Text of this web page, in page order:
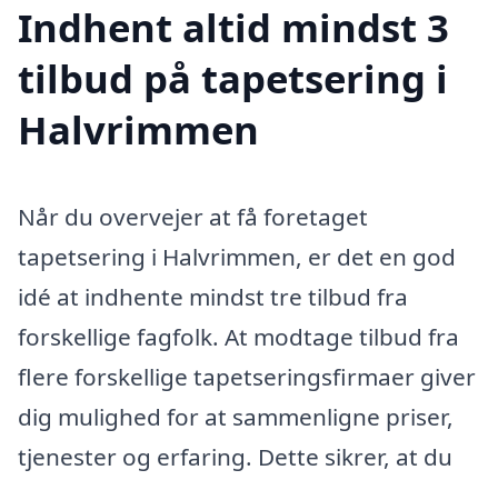
Indhent altid mindst 3
tilbud på tapetsering i
Halvrimmen
Når du overvejer at få foretaget
tapetsering i Halvrimmen, er det en god
idé at indhente mindst tre tilbud fra
forskellige fagfolk. At modtage tilbud fra
flere forskellige tapetseringsfirmaer giver
dig mulighed for at sammenligne priser,
tjenester og erfaring. Dette sikrer, at du